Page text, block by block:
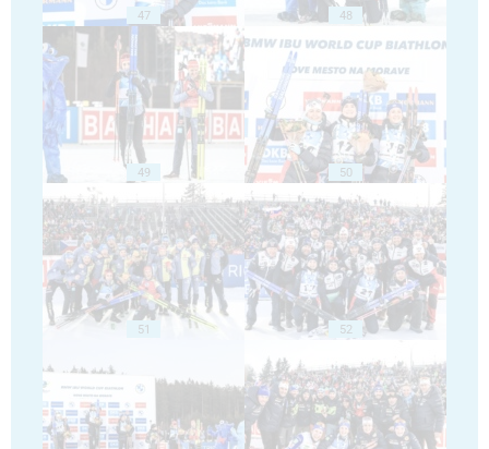
47 48
49 50
51 52